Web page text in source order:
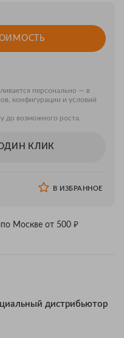
персонально — в
конфигурации и условий
до возможного роста.
КЛИК
В ИЗБРАННОЕ
по Москве от 500 ₽
дистрибьютор